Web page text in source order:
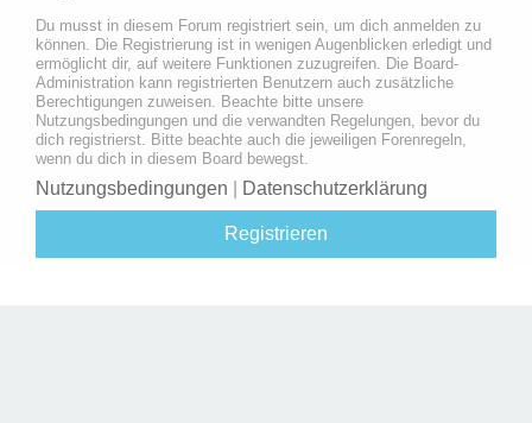
Du musst in diesem Forum registriert sein, um dich anmelden zu
können. Die Registrierung ist in wenigen Augenblicken erledigt und
ermöglicht dir, auf weitere Funktionen zuzugreifen. Die Board-
Administration kann registrierten Benutzern auch zusätzliche
Berechtigungen zuweisen. Beachte bitte unsere
Nutzungsbedingungen und die verwandten Regelungen, bevor du
dich registrierst. Bitte beachte auch die jeweiligen Forenregeln,
wenn du dich in diesem Board bewegst.
Nutzungsbedingungen Datenschutzerklärung
Registrieren